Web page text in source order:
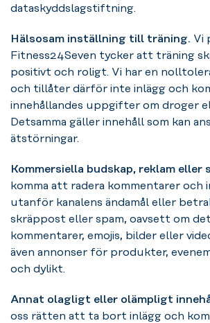
dataskyddslagstiftning.
Hälsosam inställning till träning. Vi
Fitness24Seven tycker att träning
positivt och roligt. Vi har en
och tillåter därför inte inlägg och
innehållandes uppgifter om droger
Detsamma gäller innehåll som kan
ätstörningar.
Kommersiella budskap, reklam eller
komma att radera kommentarer och
utanför kanalens ändamål eller
skräppost eller spam, oavsett om
kommentarer, emojis, bilder eller
även annonser för produkter,
och dylikt.
Annat olagligt eller olämpligt
oss rätten att ta bort inlägg och